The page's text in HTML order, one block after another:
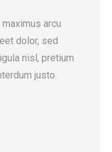
arcu
dolor, sed
nisl, pretium
justo.